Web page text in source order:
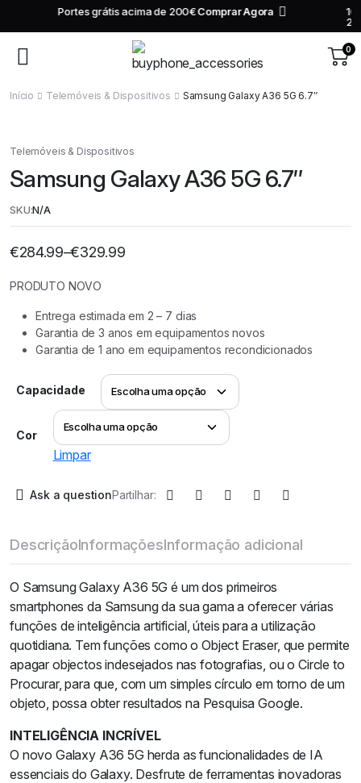
10€ de desconto na tua primeira compra superior a
Comprar
0
Início Telemóveis & Dispositivos Samsung Galaxy A36 5G 6.7″
Telemóveis & Dispositivos
Samsung Galaxy A36 5G 6.7″
SKU:N/A
€284.99–€329.99
Preço
€284.99
through
PRODUTO NOVO
Entrega estimada em 2 – 7 dias
Garantia de 3 anos em equipamentos novos
Garantia de 1 ano em equipamentos recondicionados
Capacidade
Cor
Limpar
Alternative:
Ask a questionPartilhar:
DescriçãoInformaçõesInformação adicional
O Samsung Galaxy A36 5G é um dos primeiros
smartphones da Samsung da sua gama a oferecer várias
funções de inteligência artificial, úteis para a utilização
quotidiana. Tem funções como o Object Eraser, que permite
apagar objectos indesejados nas fotografias, ou o Circle to
Procurar, para que, com um simples círculo em torno de um
objeto, possa obter resultados na Pesquisa Google.
INTELIGÊNCIA INCRÍVEL
O novo Galaxy A36 5G herda as funcionalidades de IA
essenciais do Galaxy. Desfrute de ferramentas inovadoras